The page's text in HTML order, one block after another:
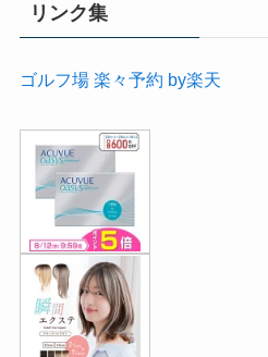
リンク集
ゴルフ場 楽々予約 by楽天